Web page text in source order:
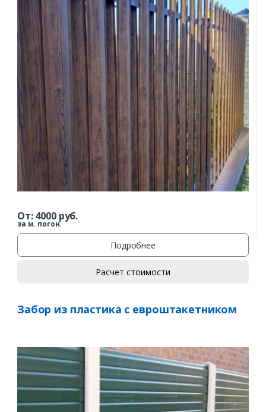
От:4000руб.
за м. погон.
Подробнее
Расчет стоимости
Забор из пластика с евроштакетником